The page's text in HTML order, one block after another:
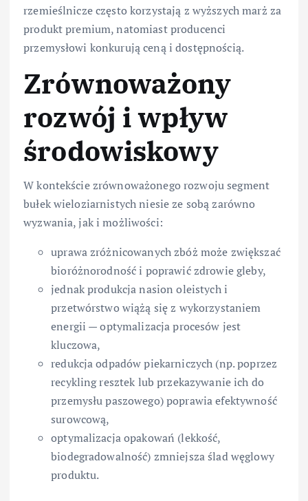
rzemieślnicze często korzystają z wyższych marż za
produkt premium, natomiast producenci
przemysłowi konkurują ceną i dostępnością.
Zrównoważony
rozwój i wpływ
środowiskowy
W kontekście zrównoważonego rozwoju segment
bułek wieloziarnistych niesie ze sobą zarówno
wyzwania, jak i możliwości:
uprawa zróżnicowanych zbóż może zwiększać
bioróżnorodność i poprawić zdrowie gleby,
jednak produkcja nasion oleistych i
przetwórstwo wiążą się z wykorzystaniem
energii — optymalizacja procesów jest
kluczowa,
redukcja odpadów piekarniczych (np. poprzez
recykling resztek lub przekazywanie ich do
przemysłu paszowego) poprawia efektywność
surowcową,
optymalizacja opakowań (lekkość,
biodegradowalność) zmniejsza ślad węglowy
produktu.